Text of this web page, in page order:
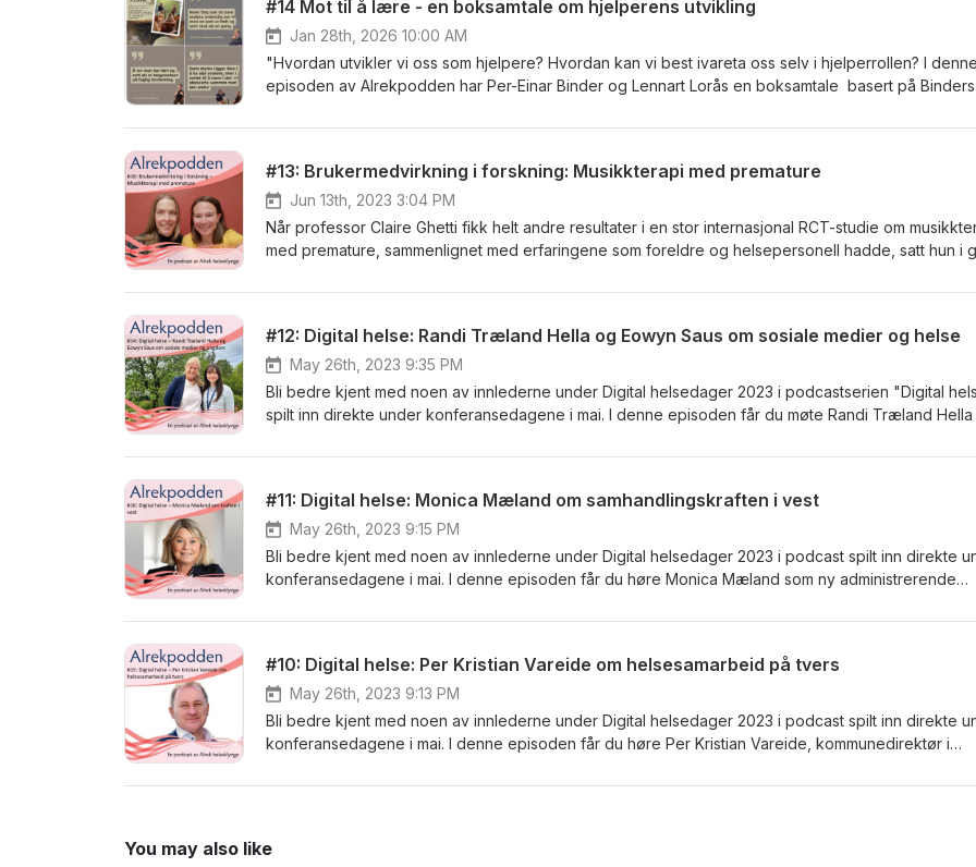
#14 Mot til å lære - en boksamtale om hjelperens utvikling
Jan 28th, 2026 10:00 AM
"Hvordan utvikler vi oss som hjelpere? Hvordan kan vi best ivareta oss selv i hjelperrollen? I denne
episoden av Alrekpodden har Per-Einar Binder og Lennart Lorås en boksamtale basert på
oss selv Forholdet mellom personlig og profesjonell utvikling Læring gjennom mellommenneskelige
psykolog og professor i klinisk psykologi ved Universitetet i Bergen, med bred ekspertise innen
mindfulness, eksistensiell psykologi og psykoterapi. Han har skrevet en rekke fag- og
formidlingsbøker om identitet, selvmedfølelse og menneskelig utvikling. Lennart Lorås er en norsk
professor og familieterapeut med spesialisering i systemisk familieterapi. Han arbeider ved
helsevern, forskning og undervisning.
#13: Brukermedvirkning i forskning: Musikkterapi med premature
Jun 13th, 2023 3:04 PM
Når professor Claire Ghetti fikk helt andre resultater i en stor internasjonal RCT-studie om
med premature, sammenlignet med erfaringene som foreldre og helsepersonell hadde, satt hun i
transkriberer lyd, bevegelse og ansiktsuttrykk på foreldre, helsepersonell og premature babyer.
musikkterpistudien. Lytt til episoden og lær med om både brukermedvirkning i forskning, og
som terapiform, både i helsetjenestene og i hverdagen vår.
#12: Digital helse: Randi Træland Hella og Eowyn Saus om sosiale medier og helse
May 26th, 2023 9:35 PM
Bli bedre kjent med noen av innlederne under Digital helsedager 2023 i podcastserien "Digital
spilt inn direkte under konferansedagene i mai. I denne episoden får du møte Randi Træland
"Helsefremmende miljø på sosiale medier", mens Saus er representant i Ungdomsrådet i Bergen
helseklynge, Berit Angelskår.
#11: Digital helse: Monica Mæland om samhandlingskraften i vest
May 26th, 2023 9:15 PM
Bli bedre kjent med noen av innlederne under Digital helsedager 2023 i podcast spilt inn direkte
konferansedagene i mai. I denne episoden får du høre Monica Mæland som ny administrerende
#10: Digital helse: Per Kristian Vareide om helsesamarbeid på tvers
May 26th, 2023 9:13 PM
Bli bedre kjent med noen av innlederne under Digital helsedager 2023 i podcast spilt inn direkte
konferansedagene i mai. I denne episoden får du høre Per Kristian Vareide, kommunedirektør i
You may also like